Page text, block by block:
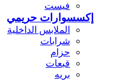
فيست
إكسسوارات حريمي
الملابس الداخلية
شرابات
حزام
قبعات
بريه